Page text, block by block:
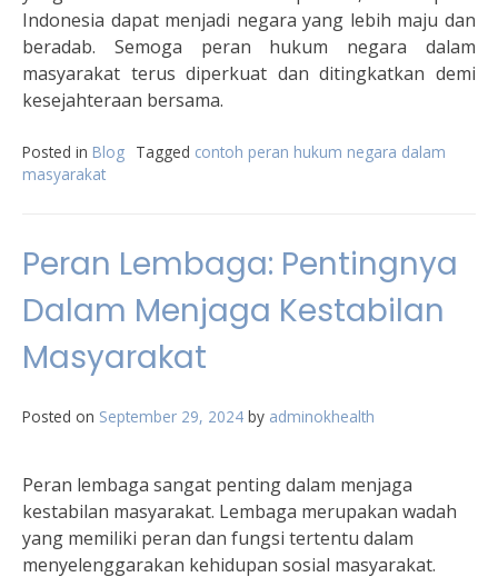
Indonesia dapat menjadi negara yang lebih maju dan
beradab. Semoga peran hukum negara dalam
masyarakat terus diperkuat dan ditingkatkan demi
kesejahteraan bersama.
Posted in Blog Tagged contoh peran hukum negara dalam
masyarakat
Peran Lembaga: Pentingnya
Dalam Menjaga Kestabilan
Masyarakat
Posted on September 29, 2024 by adminokhealth
Peran lembaga sangat penting dalam menjaga
kestabilan masyarakat. Lembaga merupakan wadah
yang memiliki peran dan fungsi tertentu dalam
menyelenggarakan kehidupan sosial masyarakat.